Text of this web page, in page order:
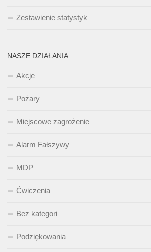
Zestawienie statystyk
NASZE DZIAŁANIA
Akcje
Pożary
Miejscowe zagrożenie
Alarm Fałszywy
MDP
Ćwiczenia
Bez kategori
Podziękowania